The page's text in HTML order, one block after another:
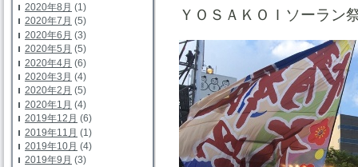
2020年8月 (1)
2020年7月 (5)
2020年6月 (3)
2020年5月 (5)
2020年4月 (6)
2020年3月 (4)
2020年2月 (5)
2020年1月 (4)
2019年12月 (6)
2019年11月 (1)
2019年10月 (4)
2019年9月 (3)
ＹＯＳＡＫＯＩソーラン